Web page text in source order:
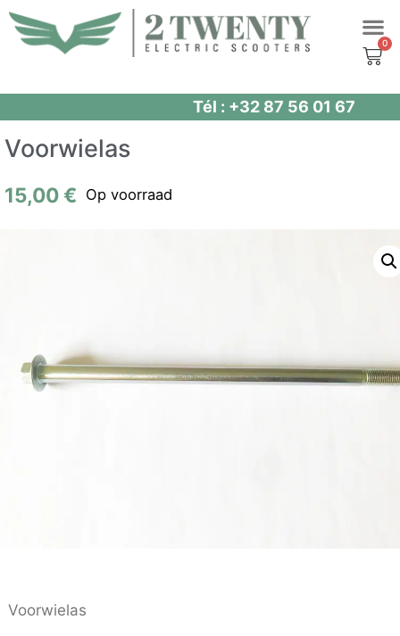
Spring
naar
Tél : +32 87 56 01 67
Voorwielas
15,00€ Op voorraad
Voorwielas